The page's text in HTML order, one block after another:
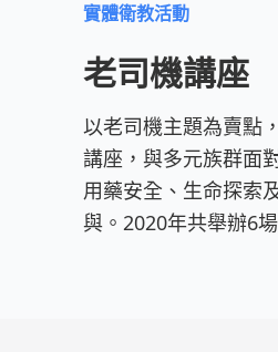
實體衛教活動
老司機講座
以老司機主題為賣點
講座，與多元族群面
用藥安全、生命探索
與。2020年共舉辦6